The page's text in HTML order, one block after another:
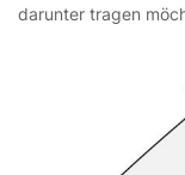
darunter tragen